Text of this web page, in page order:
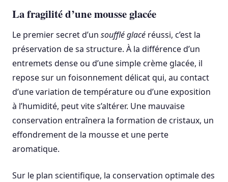
La fragilité d’une mousse glacée
Le premier secret d’un soufflé glacé réussi, c’est la
préservation de sa structure. À la différence d’un
entremets dense ou d’une simple crème glacée, il
repose sur un foisonnement délicat qui, au contact
d’une variation de température ou d’une exposition
à l’humidité, peut vite s’altérer. Une mauvaise
conservation entraînera la formation de cristaux, un
effondrement de la mousse et une perte
aromatique.
Sur le plan scientifique, la conservation optimale des